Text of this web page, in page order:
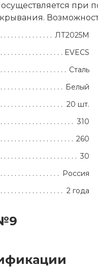
при
ЛТ2025М
EVECS
Сталь
Белый
20 шт.
310
260
30
Россия
2 года